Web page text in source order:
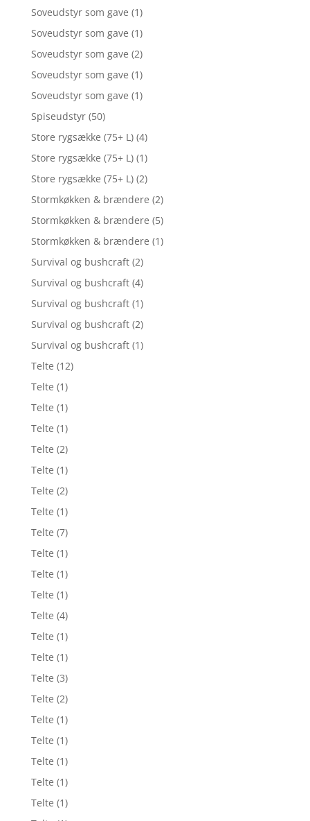
Soveudstyr som gave (1)
Soveudstyr som gave (1)
Soveudstyr som gave (2)
Soveudstyr som gave (1)
Soveudstyr som gave (1)
Spiseudstyr (50)
Store rygsække (75+ L) (4)
Store rygsække (75+ L) (1)
Store rygsække (75+ L) (2)
Stormkøkken & brændere (2)
Stormkøkken & brændere (5)
Stormkøkken & brændere (1)
Survival og bushcraft (2)
Survival og bushcraft (4)
Survival og bushcraft (1)
Survival og bushcraft (2)
Survival og bushcraft (1)
Telte (12)
Telte (1)
Telte (1)
Telte (1)
Telte (2)
Telte (1)
Telte (2)
Telte (1)
Telte (7)
Telte (1)
Telte (1)
Telte (1)
Telte (4)
Telte (1)
Telte (1)
Telte (3)
Telte (2)
Telte (1)
Telte (1)
Telte (1)
Telte (1)
Telte (1)